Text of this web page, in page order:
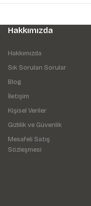
Hakkımızda
Hakkımızda
Sık Sorulan Sorular
Blog
İletişim
Kişisel Veriler
Gizlilik ve Güvenlik
Mesafeli Satış
Sözleşmesi